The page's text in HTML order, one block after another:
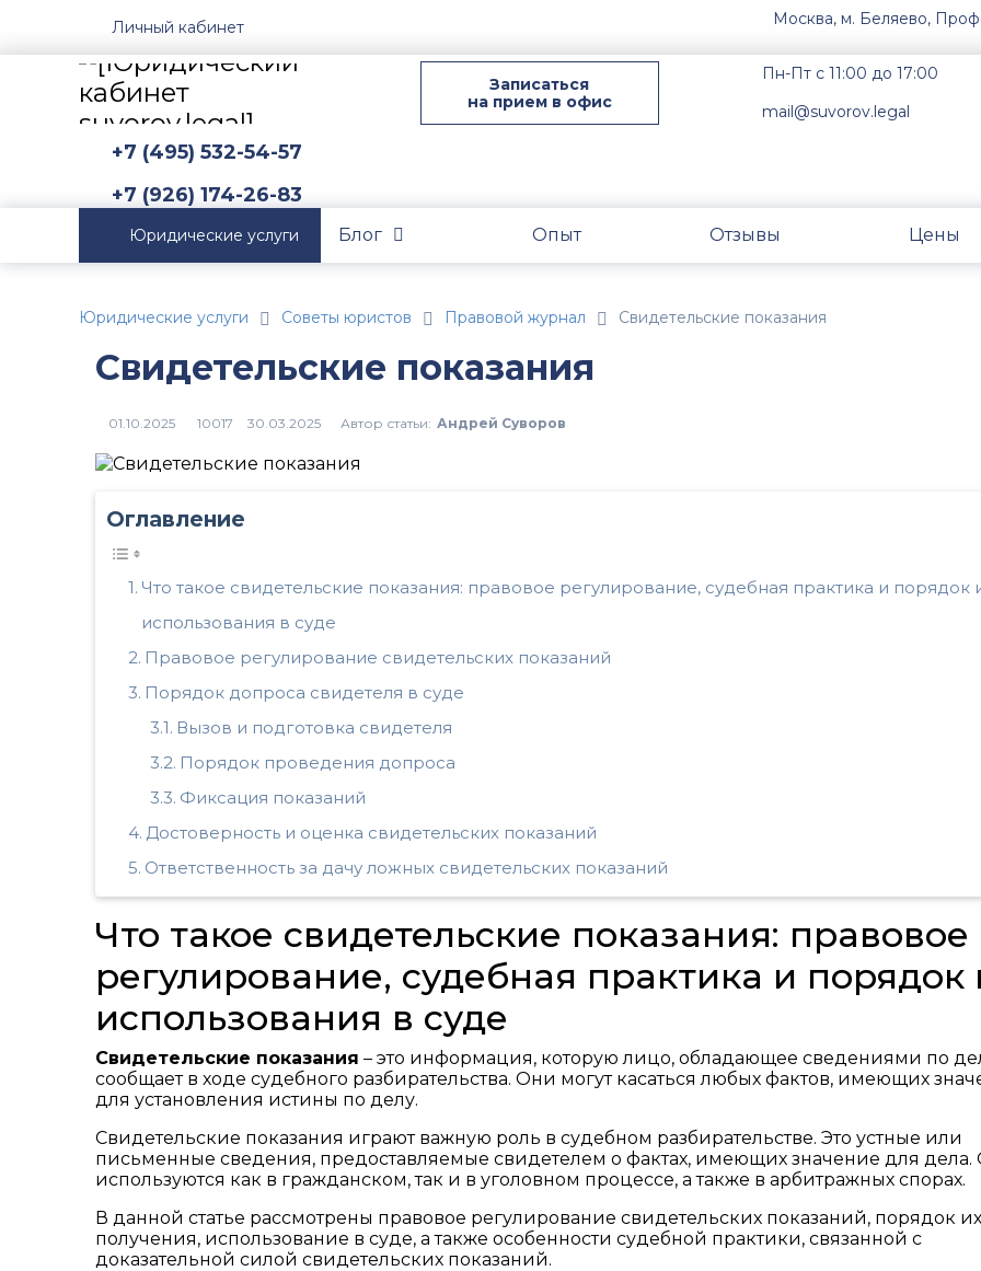
Личный кабинет Москва, м. Беляево,
Записаться
на прием в офис
Пн-Пт с 11:00 до 17:00
mail@suvorov.legal
+7 (495) 532-54-57
+7 (926) 174-26-83
Юридические услуги Блог Опыт Отзывы Цены
Юридические услуги Советы юристов Правовой журнал Свидетельские показания
Свидетельские показания
10017 Автор статьи: Андрей Суворов
Оглавление
Что такое свидетельские показания: правовое регулирование, судебная практика и порядок
использования в суде
Правовое регулирование свидетельских показаний
Порядок допроса свидетеля в суде
Вызов и подготовка свидетеля
Порядок проведения допроса
Фиксация показаний
Достоверность и оценка свидетельских показаний
Ответственность за дачу ложных свидетельских показаний
Что такое свидетельские показания: правовое
регулирование, судебная практика и порядок
использования в суде
Свидетельские показания – это информация, которую лицо, обладающее сведениями по
сообщает в ходе судебного разбирательства. Они могут касаться любых фактов, имеющих
для установления истины по делу.
Свидетельские показания играют важную роль в судебном разбирательстве. Это устные или
письменные сведения, предоставляемые свидетелем о фактах, имеющих значение для дела.
используются как в гражданском, так и в уголовном процессе, а также в арбитражных спорах.
В данной статье рассмотрены правовое регулирование свидетельских показаний, порядок их
получения, использование в суде, а также особенности судебной практики, связанной с
доказательной силой свидетельских показаний.